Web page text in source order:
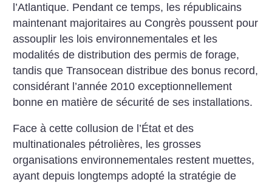
l’Atlantique. Pendant ce temps, les républicains
maintenant majoritaires au Congrès poussent pour
assouplir les lois environnementales et les
modalités de distribution des permis de forage,
tandis que Transocean distribue des bonus record,
considérant l’année 2010 exceptionnellement
bonne en matière de sécurité de ses installations.
Face à cette collusion de l’État et des
multinationales pétrolières, les grosses
organisations environnementales restent muettes,
ayant depuis longtemps adopté la stratégie de